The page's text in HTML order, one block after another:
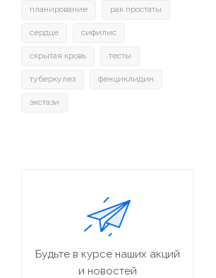
планирование рак простаты
сердце сифилис
скрытая кровь тесты
туберкулез фенциклидин
экстази
Будьте в курсе наших акций
и новостей